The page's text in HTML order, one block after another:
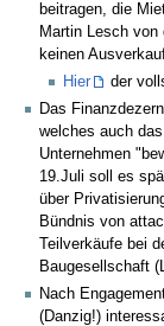
beitragen, die
Martin Lesch
keinen
Hier
der
Das
welches auch
Unternehmen
19.Juli soll es
über
Bündnis von
Teilverkäufe bei
Baugesellschaft
Nach
(Danzig!)